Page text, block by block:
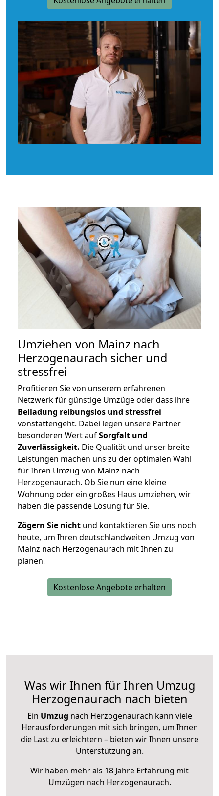
Umziehen von Mainz nach
Herzogenaurach sicher und
stressfrei
Profitieren Sie von unserem erfahrenen
Netzwerk für günstige Umzüge oder dass ihre
Beiladung reibungslos und stressfrei
vonstattengeht. Dabei legen unsere Partner
besonderen Wert aufSorgfalt und
Zuverlässigkeit. Die Qualität und unser breite
Leistungen machen uns zu der optimalen Wahl
für Ihren Umzug von Mainz nach
Herzogenaurach. Ob Sie nun eine kleine
Wohnung oder ein großes Haus umziehen, wir
haben die passende Lösung für Sie.
Zögern Sie nicht und kontaktieren Sie uns noch
heute, um Ihren deutschlandweiten Umzug von
Mainz nach Herzogenaurach mit Ihnen zu
planen.
Kostenlose Angebote erhalten
Was wir Ihnen für Ihren Umzug
Herzogenaurach nach bieten
Ein Umzug nach Herzogenaurach kann viele
Herausforderungen mit sich bringen, um Ihnen
die Last zu erleichtern – bieten wir Ihnen unsere
Unterstützung an.
Wir haben mehr als 18 Jahre Erfahrung mit
Umzügen nach Herzogenaurach.